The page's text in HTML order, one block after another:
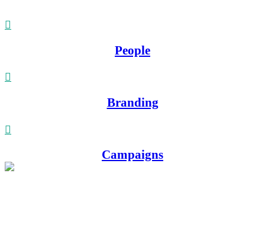
People
Branding
Campaigns